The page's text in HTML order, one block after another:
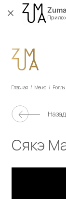
Главная / Меню / Роллы
Сякэ